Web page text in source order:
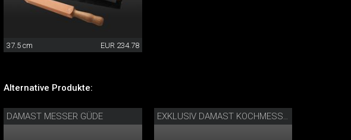
37.5 cm EUR 234.78
Alternative Produkte:
DAMAST MESSER GÜDE